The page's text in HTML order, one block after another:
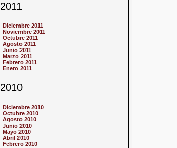
2011
Diciembre 2011
Noviembre 2011
Octubre 2011
Agosto 2011
Junio 2011
Marzo 2011
Febrero 2011
Enero 2011
2010
Diciembre 2010
Octubre 2010
Agosto 2010
Junio 2010
Mayo 2010
Abril 2010
Febrero 2010